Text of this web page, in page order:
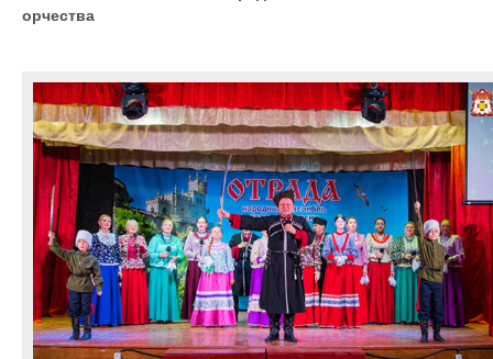
орчества